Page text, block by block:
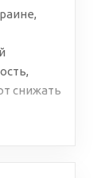
снижать